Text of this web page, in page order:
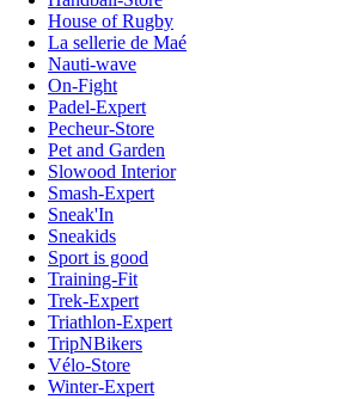
House of Rugby
La sellerie de Maé
Nauti-wave
On-Fight
Padel-Expert
Pecheur-Store
Pet and Garden
Slowood Interior
Smash-Expert
Sneak'In
Sneakids
Sport is good
Training-Fit
Trek-Expert
Triathlon-Expert
TripNBikers
Vélo-Store
Winter-Expert